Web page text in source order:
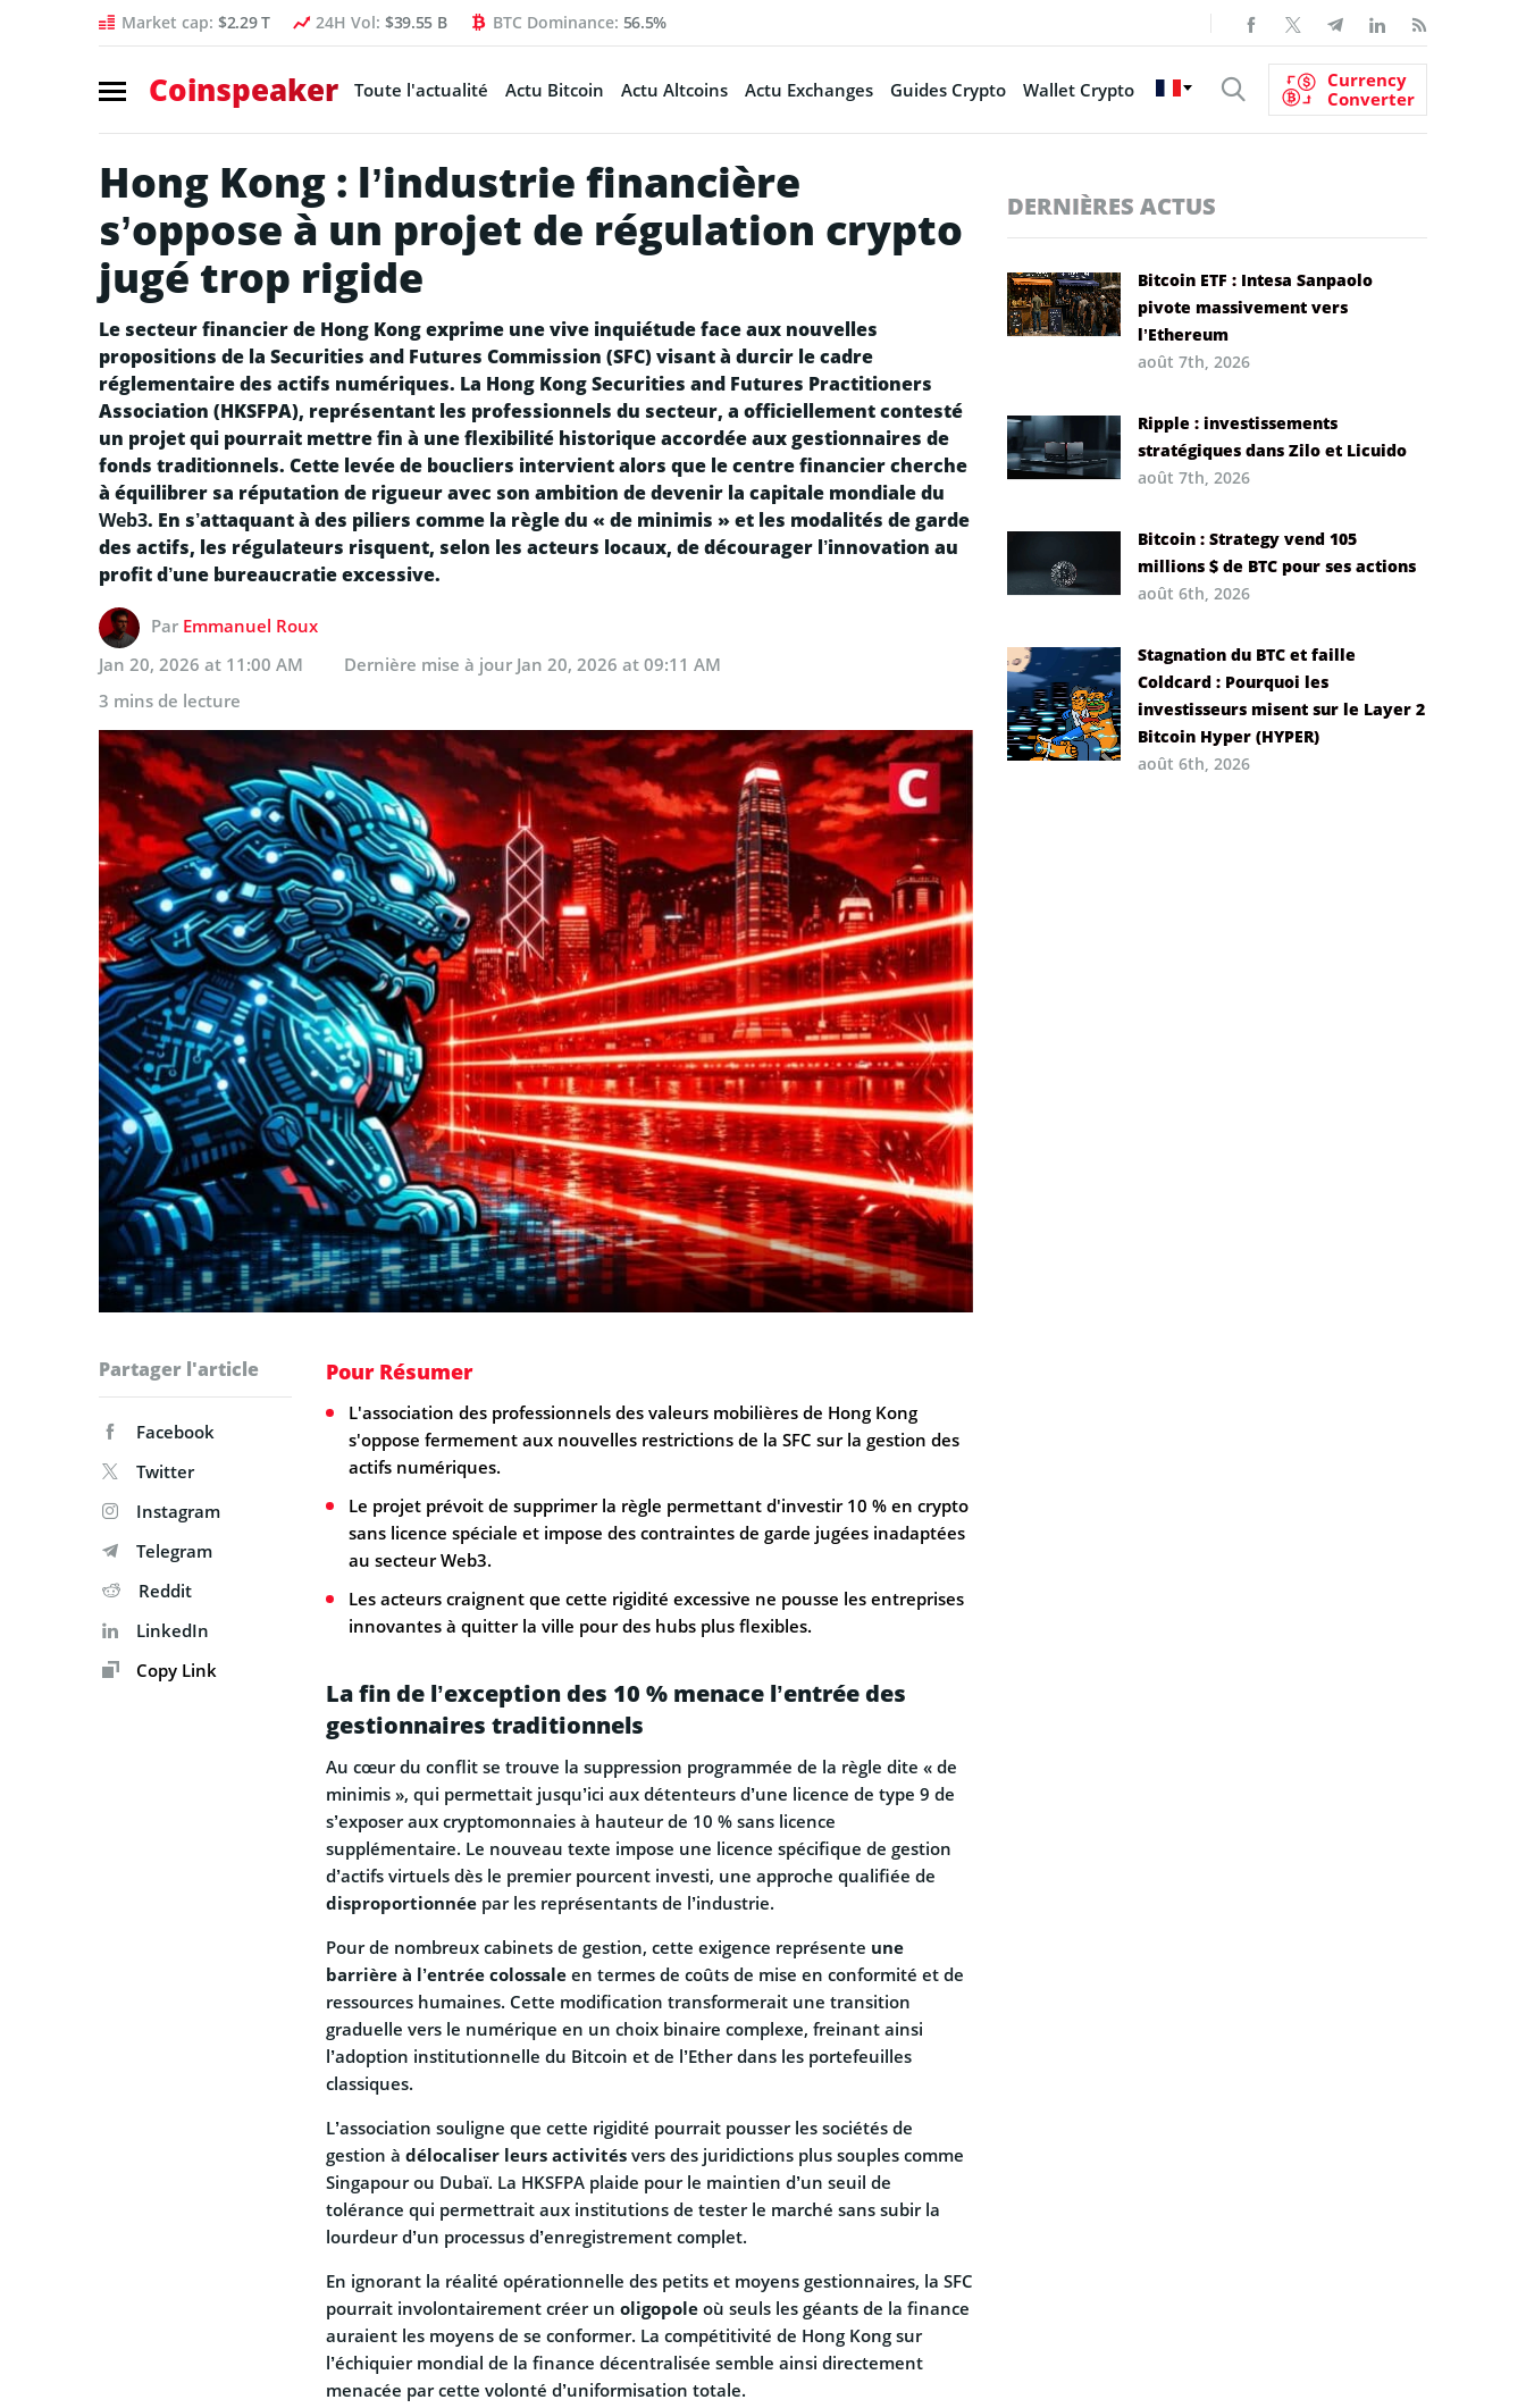
Market cap: $2.29 T 24H Vol: $39.55 B BTC Dominance: 56.5%
Coinspeaker Toute l'actualité Actu Bitcoin Actu Altcoins Actu Exchanges Guides Crypto Wallet Crypto
Currency
Converter
Hong Kong : l’industrie financière
s’oppose à un projet de régulation crypto
jugé trop rigide
Le secteur financier de Hong Kong exprime une vive inquiétude face aux nouvelles
propositions de la Securities and Futures Commission (SFC) visant à durcir le cadre
réglementaire des actifs numériques. La Hong Kong Securities and Futures Practitioners
Association (HKSFPA), représentant les professionnels du secteur, a officiellement contesté
un projet qui pourrait mettre fin à une flexibilité historique accordée aux gestionnaires de
fonds traditionnels. Cette levée de boucliers intervient alors que le centre financier cherche
à équilibrer sa réputation de rigueur avec son ambition de devenir la capitale mondiale du
Web3. En s’attaquant à des piliers comme la règle du « de minimis » et les modalités de garde
des actifs, les régulateurs risquent, selon les acteurs locaux, de décourager l’innovation au
profit d’une bureaucratie excessive.
Par Emmanuel Roux
Jan 20, 2026 at 11:00 AM
Dernière mise à jour Jan 20, 2026 at 09:11 AM
3 mins de lecture
Partager l'article
Facebook
Twitter
Instagram
Telegram
Reddit
LinkedIn
Copy Link
Pour Résumer
L'association des professionnels des valeurs mobilières de Hong Kong
s'oppose fermement aux nouvelles restrictions de la SFC sur la gestion des
actifs numériques.
Le projet prévoit de supprimer la règle permettant d'investir 10 % en crypto
sans licence spéciale et impose des contraintes de garde jugées inadaptées
au secteur Web3.
Les acteurs craignent que cette rigidité excessive ne pousse les entreprises
innovantes à quitter la ville pour des hubs plus flexibles.
La fin de l’exception des 10 % menace l’entrée des
gestionnaires traditionnels
Au cœur du conflit se trouve la suppression programmée de la règle dite « de
minimis », qui permettait jusqu’ici aux détenteurs d’une licence de type 9 de
s’exposer aux cryptomonnaies à hauteur de 10 % sans licence
supplémentaire. Le nouveau texte impose une licence spécifique de gestion
d’actifs virtuels dès le premier pourcent investi, une approche qualifiée de
disproportionnée par les représentants de l’industrie.
Pour de nombreux cabinets de gestion, cette exigence représente une
barrière à l’entrée colossale en termes de coûts de mise en conformité et de
ressources humaines. Cette modification transformerait une transition
graduelle vers le numérique en un choix binaire complexe, freinant ainsi
l’adoption institutionnelle du Bitcoin et de l’Ether dans les portefeuilles
classiques.
L’association souligne que cette rigidité pourrait pousser les sociétés de
gestion à délocaliser leurs activités vers des juridictions plus souples comme
Singapour ou Dubaï. La HKSFPA plaide pour le maintien d’un seuil de
tolérance qui permettrait aux institutions de tester le marché sans subir la
lourdeur d’un processus d’enregistrement complet.
En ignorant la réalité opérationnelle des petits et moyens gestionnaires, la SFC
pourrait involontairement créer un oligopole où seuls les géants de la finance
auraient les moyens de se conformer. La compétitivité de Hong Kong sur
l’échiquier mondial de la finance décentralisée semble ainsi directement
menacée par cette volonté d’uniformisation totale.
DERNIÈRES ACTUS
Bitcoin ETF : Intesa Sanpaolo
pivote massivement vers
l’Ethereum
août 7th, 2026
Ripple : investissements
stratégiques dans Zilo et Licuido
août 7th, 2026
Bitcoin : Strategy vend 105
millions $ de BTC pour ses actions
août 6th, 2026
Stagnation du BTC et faille
Coldcard : Pourquoi les
investisseurs misent sur le Layer 2
Bitcoin Hyper (HYPER)
août 6th, 2026